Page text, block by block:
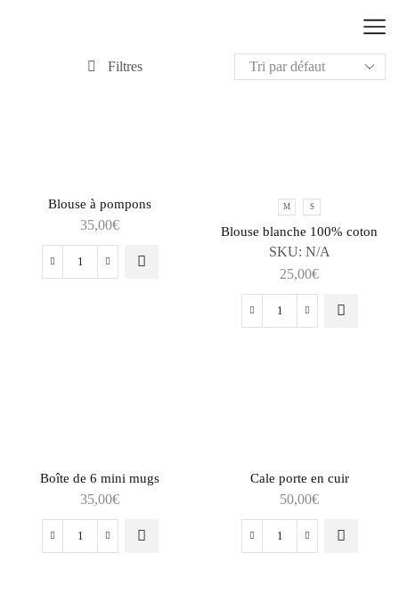
Filtres
Blouse à pompons
35,00€
M S
Blouse blanche 100% coton
SKU: N/A
25,00€
Boîte de 6 mini mugs
35,00€
Cale porte en cuir
50,00€